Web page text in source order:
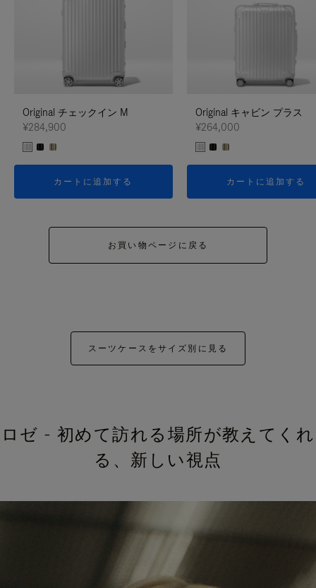
Original チェックイン M
¥284,900
カートに追加する
Original キャビン プラス
¥264,000
カートに追加する
お買い物ページに戻る
スーツケースをサイズ別に見る
ロゼ - 初めて訪れる場所が教えてくれ
る、新しい視点